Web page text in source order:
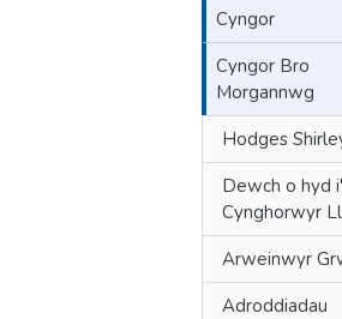
Cyngor
Cyngor Bro
Morgannwg
Hodges
Dewch o hyd
Cynghorwyr
Arweinwyr
Adroddiadau